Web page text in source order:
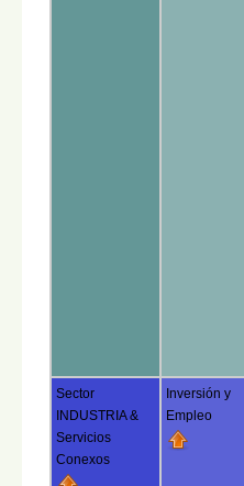
Sector
INDUSTRIA &
Servicios
Conexos
Inversión y
Empleo